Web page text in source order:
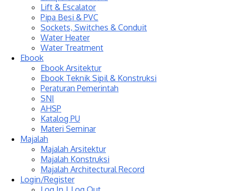
Lift & Escalator
Pipa Besi & PVC
Sockets, Switches & Conduit
Water Heater
Water Treatment
Ebook
Ebook Arsitektur
Ebook Teknik Sipil & Konstruksi
Peraturan Pemerintah
SNI
AHSP
Katalog PU
Materi Seminar
Majalah
Majalah Arsitektur
Majalah Konstruksi
Majalah Architectural Record
Login/Register